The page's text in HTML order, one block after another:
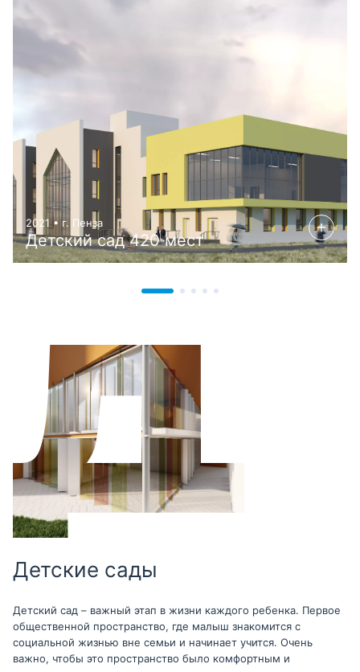
2021 • г. Пенза
Детский сад 420 мест
Детские сады
Детский сад – важный этап в жизни каждого ребенка. Первое
общественной пространство, где малыш знакомится с
социальной жизнью вне семьи и начинает учится. Очень
важно, чтобы это пространство было комфортным и